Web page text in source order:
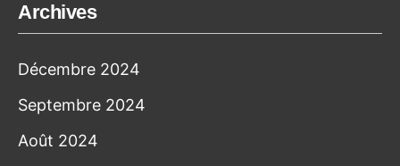
Archives
Décembre 2024
Septembre 2024
Août 2024